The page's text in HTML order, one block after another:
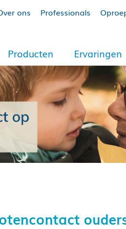
ons Professionals
Producten Ervaringen